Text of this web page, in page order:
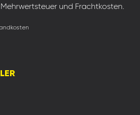
und Frachtkosten.